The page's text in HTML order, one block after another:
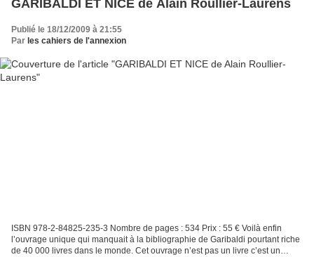
GARIBALDI ET NICE de Alain Roullier-Laurens
Publié le 18/12/2009 à 21:55
Par les cahiers de l'annexion
ISBN 978-2-84825-235-3 Nombre de pages : 534 Prix : 55 € Voilà enfin
l’ouvrage unique qui manquait à la bibliographie de Garibaldi pourtant riche
de 40 000 livres dans le monde. Cet ouvrage n’est pas un livre c’est un